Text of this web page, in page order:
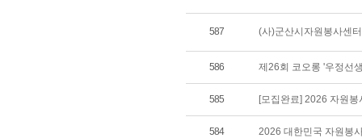
587 (사)군산시자원봉사센
586 제26회 코오롱 '우정선
585 [모집완료] 2026 자원
584 2026 대한민국 자원봉